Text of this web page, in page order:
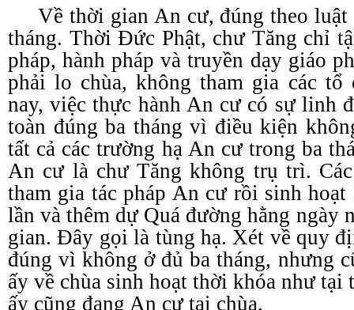
Về thời gian An cư, đúng theo
tháng. Thời Đức Phật, chư Tăng chỉ
pháp, hành pháp và truyền dạy giáo
phải lo chùa, không tham gia các
nay, việc thực hành An cư có sự linh
toàn đúng ba tháng vì điều kiện
tất cả các trường hạ An cư trong ba
An cư là chư Tăng không trụ trì.
tham gia tác pháp An cư rồi sinh
lần và thêm dự Quá đường hằng ngày
gian. Đây gọi là tùng hạ. Xét về quy
đúng vì không ở đủ ba tháng, nhưng
ấy về chùa sinh hoạt thời khóa như
ấy cũng đang An cư tại chùa.